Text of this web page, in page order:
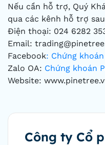
Nếu cần hỗ trợ, Quý
qua các kênh hỗ trợ
Điện thoại: 024 6282
Email:
Facebook: Chứng
Zalo OA: Chứng khoán
Website:
Công ty Cổ